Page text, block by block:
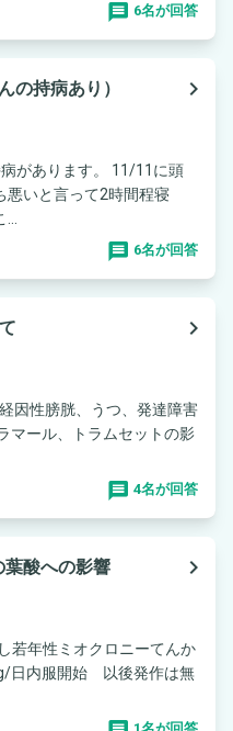
6名が回答
の持病あり）
navigate_next
があります。 11/11に頭
悪いと言って2時間程寝
6名が回答
navigate_next
因性膀胱、うつ、発達障害
4名が回答
酸への影響
navigate_next
若年性ミオクロニーてんか
日内服開始 以後発作は無